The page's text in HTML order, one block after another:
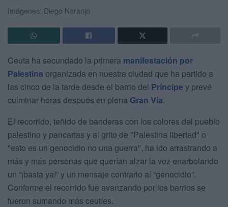
Imágenes: Diego Naranjo
Ceuta ha secundado la primera manifestación por
Palestina organizada en nuestra ciudad que ha partido a
las cinco de la tarde desde el barrio del Príncipe y prevé
culminar horas después en plena Gran Vía.
El recorrido, teñido de banderas con los colores del pueblo
palestino y pancartas y al grito de "Palestina libertad" o
"esto es un genocidio no una guerra", ha ido arrastrando a
más y más personas que querían alzar la voz enarbolando
un “¡basta ya!” y un mensaje contrario al “genocidio”.
Conforme el recorrido fue avanzando por los barrios se
fueron sumando más ceutíes.